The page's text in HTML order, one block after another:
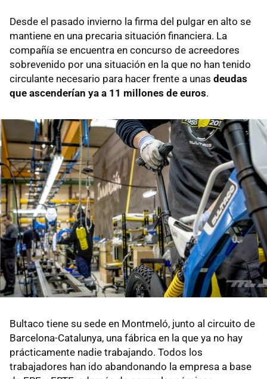
Desde el pasado invierno la firma del pulgar en alto se
mantiene en una precaria situación financiera. La
compañía se encuentra en concurso de acreedores
sobrevenido por una situación en la que no han tenido
circulante necesario para hacer frente a unas deudas
que ascenderían ya a 11 millones de euros.
Bultaco tiene su sede en Montmeló, junto al circuito de
Barcelona-Catalunya, una fábrica en la que ya no hay
prácticamente nadie trabajando. Todos los
trabajadores han ido abandonando la empresa a base